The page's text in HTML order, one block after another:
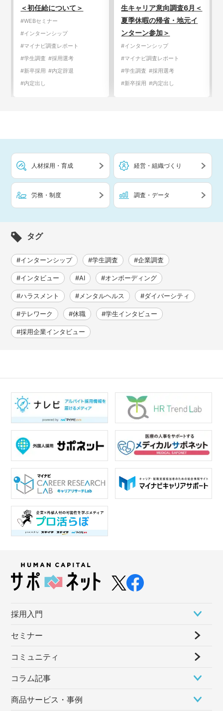
生キャリア意向調査6月＜
夏季休暇の帰省・地元イ
ンターン参加＞
#インターンシップ
#マイナビ調査レポート
#学生調査 #採用選考
#新卒採用
#WEBセミナー
#インターンシップ
#マイナビ調査レポート
#学生調査 #採用選考
#新卒採用 #内定辞退
#内定出し
人材採用・育成 経営・組織づくり
労務・制度 調査・データ
タグ
#インターンシップ #学生調査 #企業調査
#インタビュー #AI #オンボーディング
#ハラスメント #メンタルヘルス #ダイバーシティ
#テレワーク #休職 #学生インタビュー
#採用企業インタビュー
採⽤⼊⾨
セミナー
コミュニティ
コラム記事
商品サービス・事例